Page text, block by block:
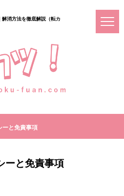
消方法を徹底解説（転カ
ーと免責事項
ーと免責事項